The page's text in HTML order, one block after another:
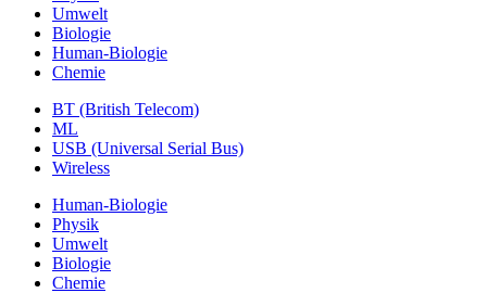
Umwelt
Biologie
Human-Biologie
Chemie
BT (British Telecom)
ML
USB (Universal Serial Bus)
Wireless
Human-Biologie
Physik
Umwelt
Biologie
Chemie